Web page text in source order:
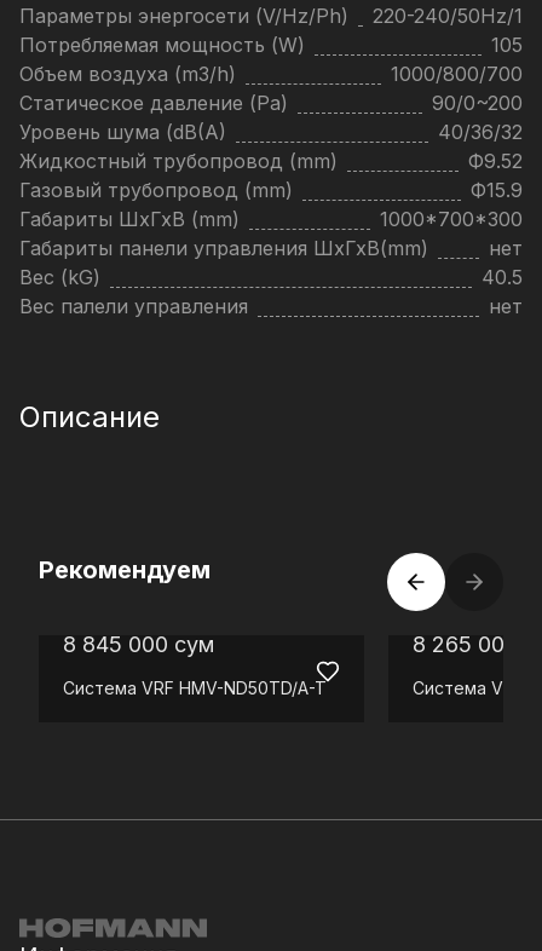
Параметры энергосети (V/Hz/Ph)
220-240/50Hz/1
Потребляемая мощность (W)
105
Объем воздуха (m3/h)
1000/800/700
Статическое давление (Pa)
90/0~200
Уровень шума (dB(A)
40/36/32
Жидкостный трубопровод (mm)
Ф9.52
Газовый трубопровод (mm)
Ф15.9
Габариты ШхГхВ (mm)
1000*700*300
Габариты панели управления ШхГхВ(mm)
нет
Вес (kG)
40.5
Вес палели управления
нет
Описание
Рекомендуем
8 845 000 сум
Система VRF HMV-ND50TD/A-T
8 265 000
Система VRF